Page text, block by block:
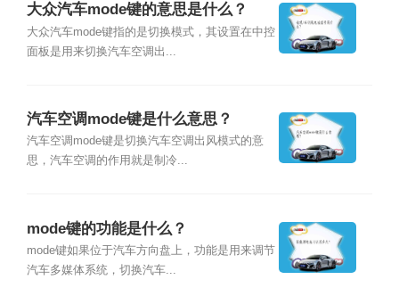
大众汽车mode键的意思是什么？
大众汽车mode键指的是切换模式，其设置在中控
面板是用来切换汽车空调出...
汽车空调mode键是什么意思？
汽车空调mode键是切换汽车空调出风模式的意
思，汽车空调的作用就是制冷...
mode键的功能是什么？
mode键如果位于汽车方向盘上，功能是用来调节
汽车多媒体系统，切换汽车...